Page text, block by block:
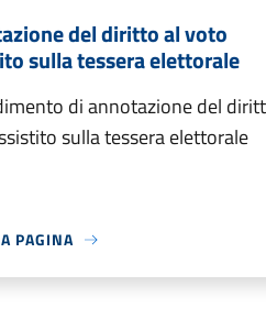
del diritto al voto
sulla tessera elettorale
di annotazione del
sulla tessera elettorale
PAGINA